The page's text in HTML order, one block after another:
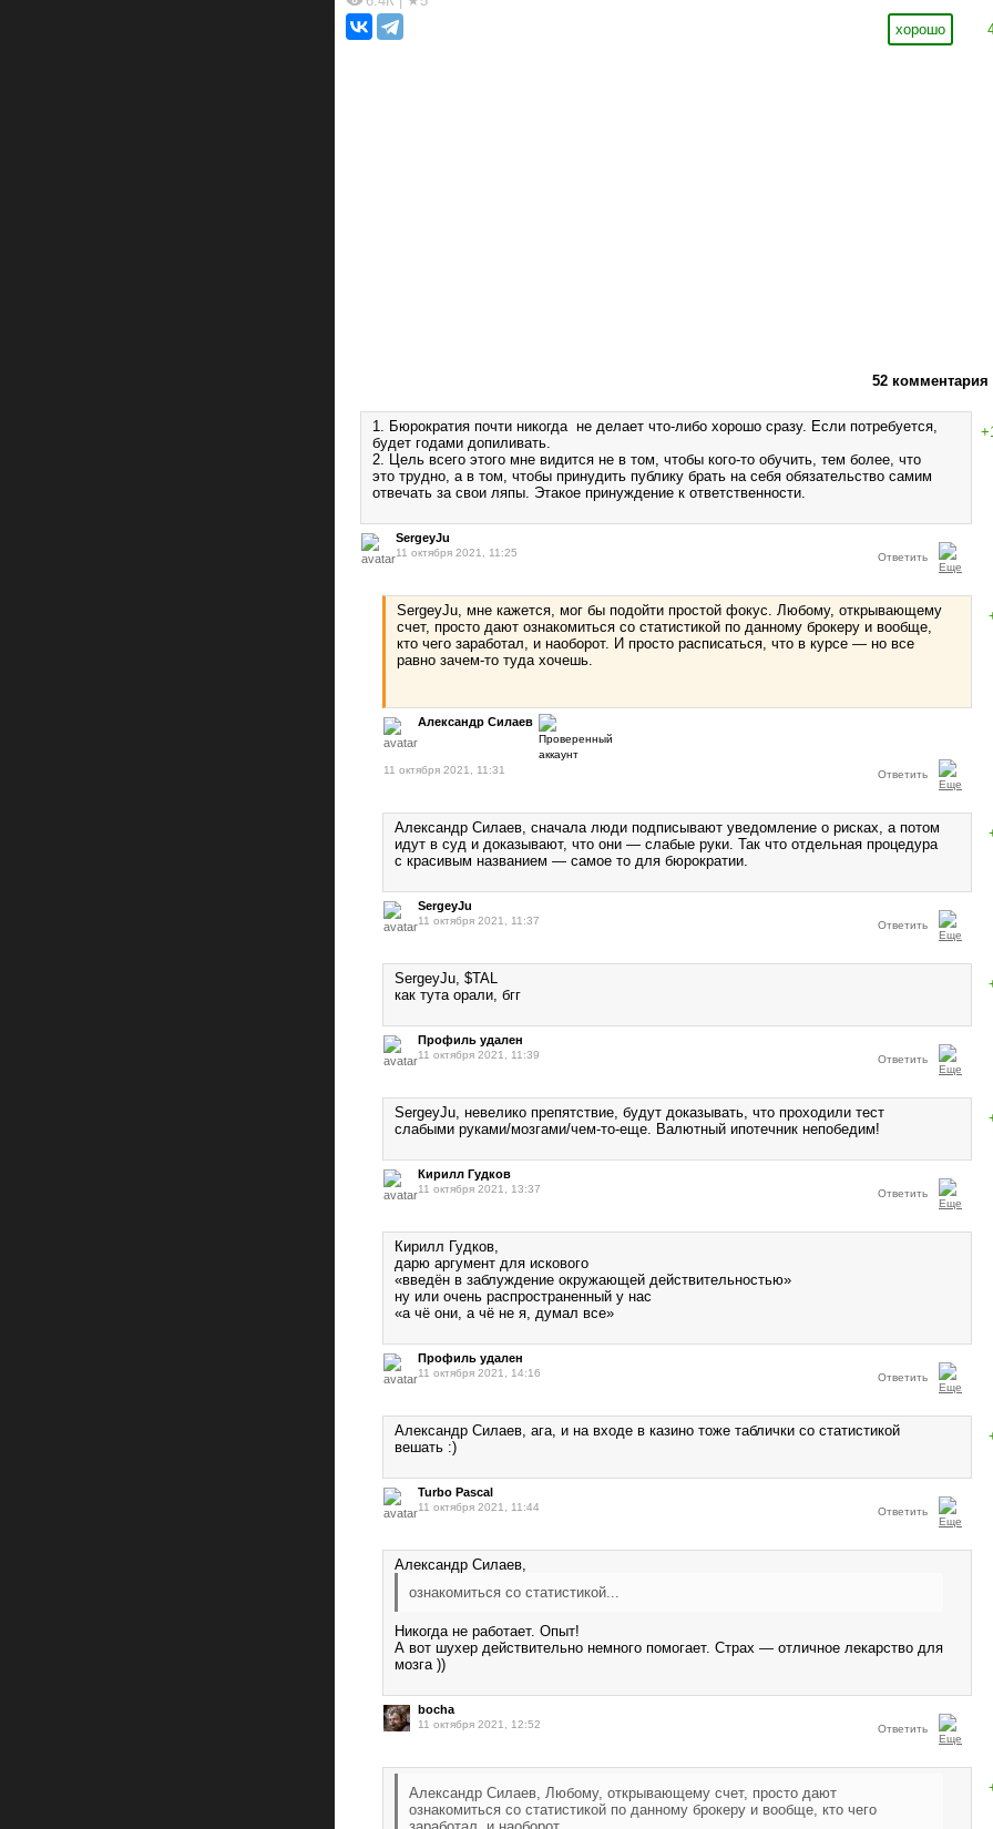
хорошо
52 комментария
1. Бюрократия почти никогда не делает что-либо хорошо сразу. Если потребуется,
будет годами допиливать.
2. Цель всего этого мне видится не в том, чтобы кого-то обучить, тем более, что
это трудно, а в том, чтобы принудить публику брать на себя обязательство самим
отвечать за свои ляпы. Этакое принуждение к ответственности.
SergeyJu
11 октября 2021, 11:25 Ответить
SergeyJu, мне кажется, мог бы подойти простой фокус. Любому, открывающему
счет, просто дают ознакомиться со статистикой по данному брокеру и вообще,
кто чего заработал, и наоборот. И просто расписаться, что в курсе — но все
равно зачем-то туда хочешь.
Александр Силаев
11 октября 2021, 11:31 Ответить
Александр Силаев, сначала люди подписывают уведомление о рисках, а потом
идут в суд и доказывают, что они — слабые руки. Так что отдельная процедура
с красивым названием — самое то для бюрократии.
SergeyJu
11 октября 2021, 11:37 Ответить
SergeyJu, $TAL
как тута орали, бгг
Профиль удален
11 октября 2021, 11:39 Ответить
SergeyJu, невелико препятствие, будут доказывать, что проходили тест
слабыми руками/мозгами/чем-то-еще. Валютный ипотечник непобедим!
Кирилл Гудков
11 октября 2021, 13:37 Ответить
Кирилл Гудков,
дарю аргумент для искового
«введён в заблуждение окружающей действительностью»
ну или очень распространенный у нас
«а чё они, а чё не я, думал все»
Профиль удален
11 октября 2021, 14:16 Ответить
Александр Силаев, ага, и на входе в казино тоже таблички со статистикой
вешать :)
Turbo Pascal
11 октября 2021, 11:44 Ответить
Александр Силаев,
ознакомиться со статистикой...
Никогда не работает. Опыт!
А вот шухер действительно немного помогает. Страх — отличное лекарство для
мозга ))
bocha
11 октября 2021, 12:52 Ответить
Александр Силаев, Любому, открывающему счет, просто дают
ознакомиться со статистикой по данному брокеру и вообще, кто чего